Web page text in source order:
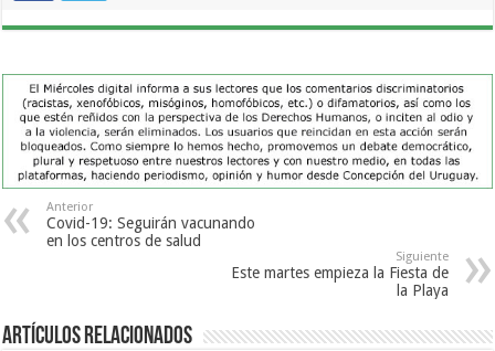
Anterior
Covid-19: Seguirán vacunando
en los centros de salud
Siguiente
Este martes empieza la Fiesta de
la Playa
Artículos Relacionados